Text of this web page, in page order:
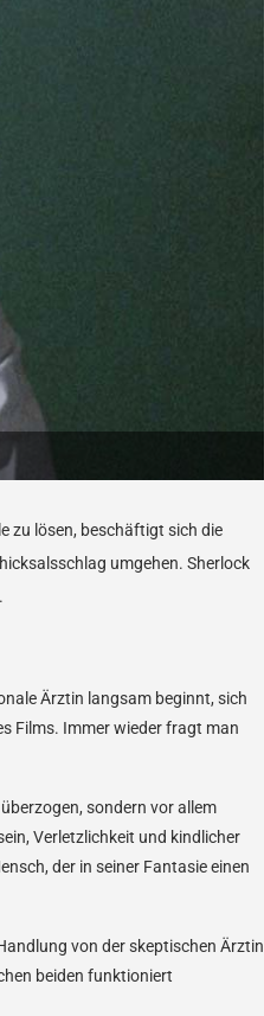
zu lösen, beschäftigt sich die
umgehen. Sherlock
Ärztin langsam beginnt, sich
Films. Immer wieder fragt man
sondern vor allem
Verletzlichkeit und kindlicher
der in seiner Fantasie einen
von der skeptischen Ärztin
beiden funktioniert